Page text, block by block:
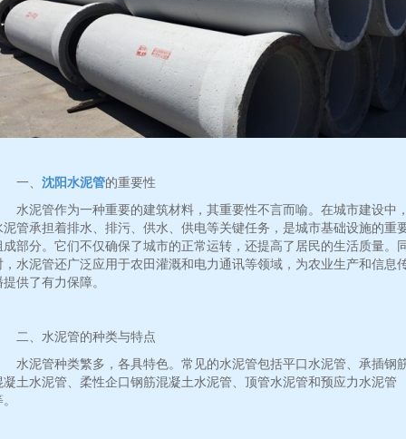
一、 沈阳水泥管的重要性
水泥管作为一种重要的建筑材料，其重要性不言而喻。在城市建设中
泥管承担着排水、排污、供水、供电等关键任务，是城市基础设施的重
成部分。它们不仅确保了城市的正常运转，还提高了居民的生活质量。
，水泥管还广泛应用于农田灌溉和电力通讯等领域，为农业生产和信息
提供了有力保障。
二、水泥管的种类与特点
水泥管种类繁多，各具特色。常见的水泥管包括平口水泥管、承插钢
凝土水泥管、柔性企口钢筋混凝土水泥管、顶管水泥管和预应力水泥管